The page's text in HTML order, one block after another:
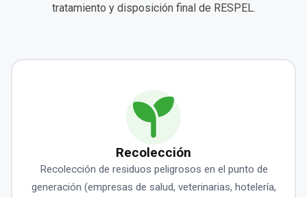
tratamiento y disposición final de RESPEL.
Recolección
Recolección de residuos peligrosos en el punto de
generación (empresas de salud, veterinarias, hotelería,